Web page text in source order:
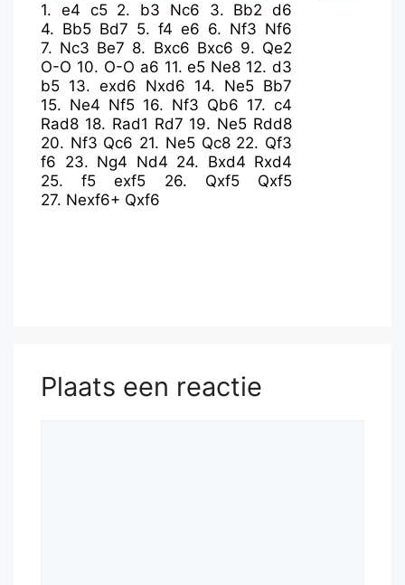
1. e4 c5 2. b3 Nc6 3. Bb2 d6
4. Bb5 Bd7 5. f4 e6 6. Nf3 Nf6
7. Nc3 Be7 8. Bxc6 Bxc6 9. Qe2
O-O 10. O-O a6 11.e5 Ne8 12. d3
b5 13. exd6 Nxd6 14. Ne5 Bb7
15. Ne4 Nf5 16. Nf3 Qb6 17. c4
Rad8 18. Rad1 Rd7 19. Ne5 Rdd8
20. Nf3 Qc6 21. Ne5 Qc8 22. Qf3
f6 23. Ng4 Nd4 24. Bxd4 Rxd4
25.f5 exf5 26. Qxf5
Qxf5
27. Nexf6+ Qxf6
Plaats een reactie